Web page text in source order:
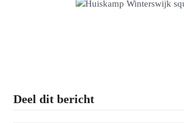
Deel dit bericht